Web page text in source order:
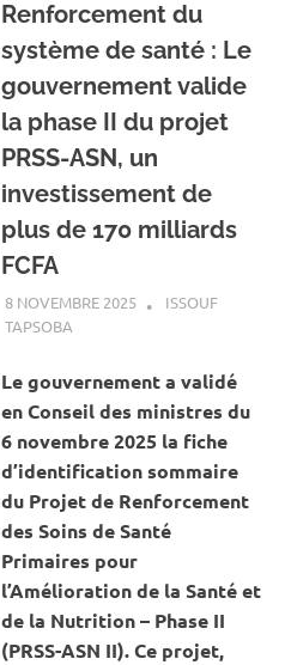
Renforcement du
système de santé : Le
gouvernement valide
la phase II du projet
PRSS-ASN, un
investissement de
plus de 170 milliards
FCFA
8 NOVEMBRE 2025
ISSOUF
TAPSOBA
Le gouvernement a validé
en Conseil des ministres du
6 novembre 2025 la fiche
d’identification sommaire
du Projet de Renforcement
des Soins de Santé
Primaires pour
l’Amélioration de la Santé et
de la Nutrition – Phase II
(PRSS-ASN II). Ce projet,